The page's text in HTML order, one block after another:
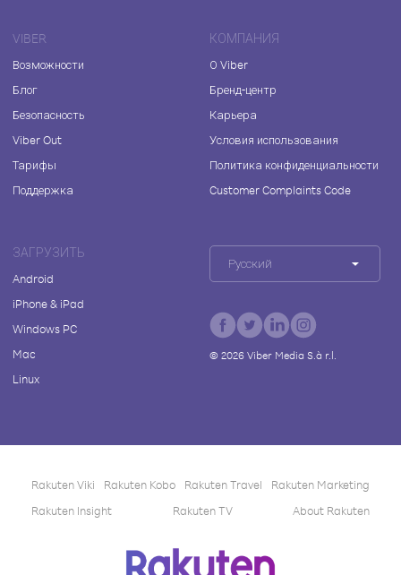
VIBER
Возможности
Блог
Безопасность
Viber Out
Тарифы
Поддержка
КОМПАНИЯ
О Viber
Бренд-центр
Карьера
Условия использования
Политика конфиденциальности
Customer Complaints Code
ЗАГРУЗИТЬ
Android
iPhone & iPad
Windows PC
Mac
Linux
Русский
© 2026Viber Media S.à r.l.
Rakuten Viki Rakuten Kobo Rakuten Travel
Rakuten Marketing
Rakuten Insight
Rakuten TV About Rakuten